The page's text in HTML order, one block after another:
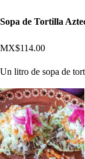
Sopa de Tortilla
MX$114.00
Un litro de sopa de